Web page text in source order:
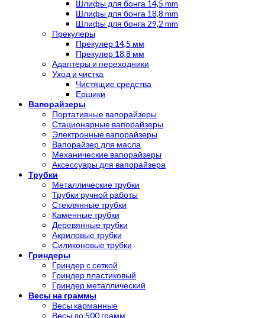
Шлифы для бонга 14,5 mm
Шлифы для бонга 18,8 mm
Шлифы для бонга 29,2 mm
Прекулеры
Прекулер 14,5 мм
Прекулер 18,8 мм
Адаптеры и переходники
Уход и чистка
Чистящие средства
Ершики
Вапорайзеры
Портативные вапорайзеры
Стационарные вапорайзеры
Электронные вапорайзеры
Вапорайзер для масла
Механические вапорайзеры
Аксессуары для вапорайзера
Трубки
Металлические трубки
Трубки ручной работы
Стеклянные трубки
Каменные трубки
Деревянные трубки
Акриловые трубки
Силиконовые трубки
Гриндеры
Гриндер с сеткой
Гриндер пластиковый
Гриндер металлический
Весы на граммы
Весы карманные
Весы до 500 грамм